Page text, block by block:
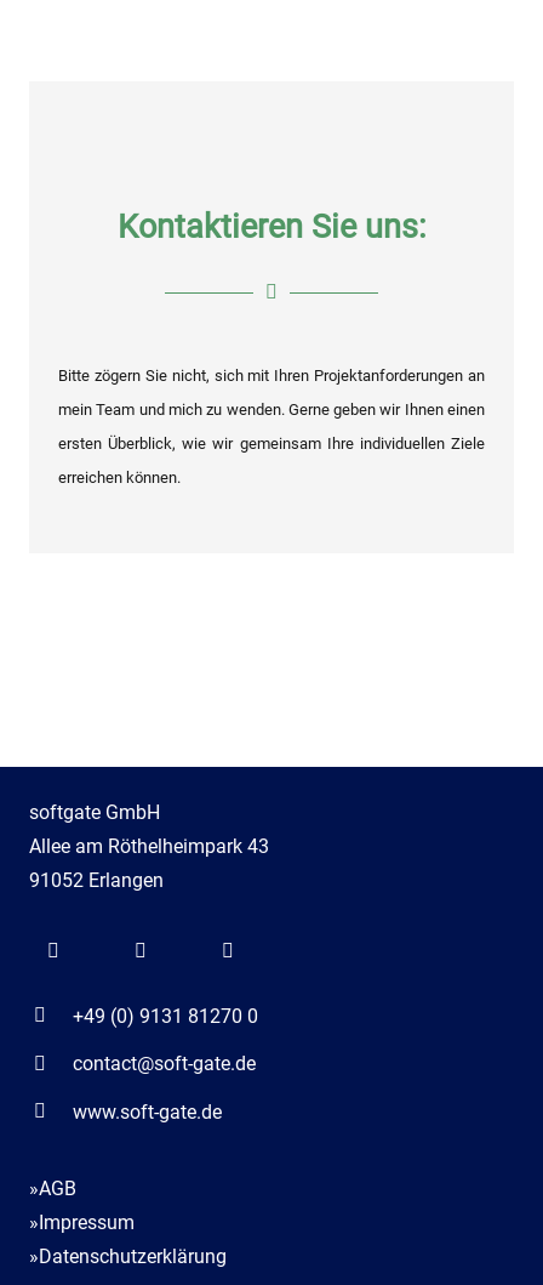
Kontaktieren Sie uns:
Bitte zögern Sie nicht, sich mit Ihren Projektanforderungen an
mein Team und mich zu wenden. Gerne geben wir Ihnen einen
ersten Überblick, wie wir gemeinsam Ihre individuellen Ziele
erreichen können.
softgate GmbH
Allee am Röthelheimpark 43
91052 Erlangen
+49 (0) 9131 81270 0
contact@soft-gate.de
www.soft-gate.de
»AGB
»Impressum
»Datenschutzerklärung